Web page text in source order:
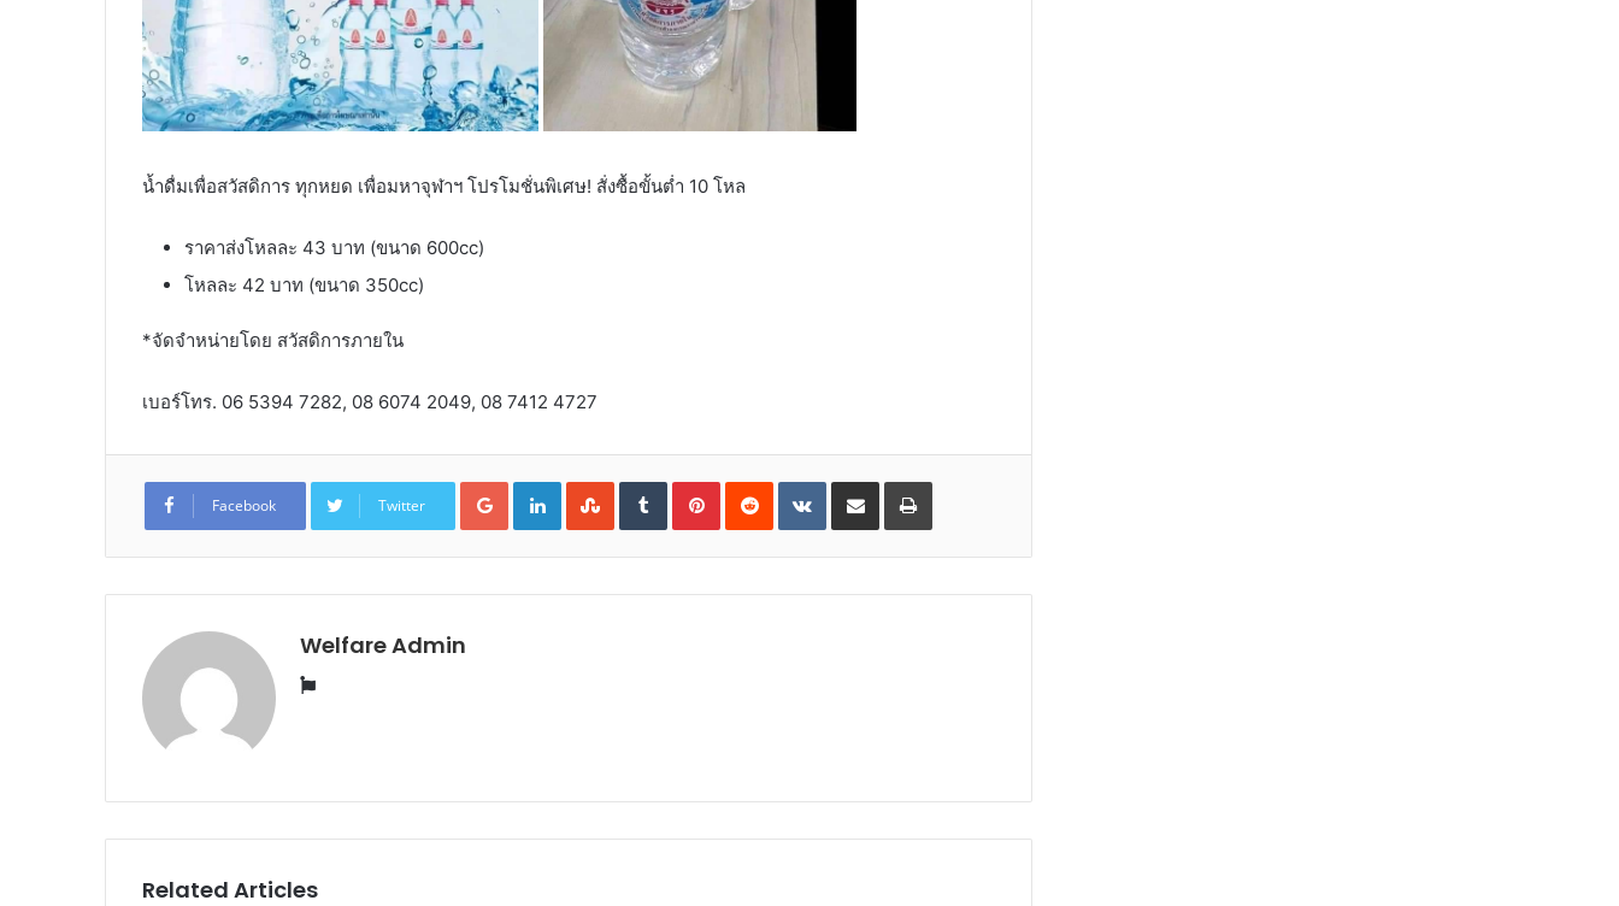
น้ำดื่มเพื่อสวัสดิการ ทุกหยด เพื่อมหาจุฬาฯ โปรโมชั่นพิเศษ! สั่งซื้อขั้นต่ำ 10 โหล
ราคาส่งโหลละ 43 บาท (ขนาด 600cc)
โหลละ 42 บาท (ขนาด 350cc)
*จัดจำหน่ายโดย สวัสดิการภายใน
เบอร์โทร. 06 5394 7282, 08 6074 2049, 08 7412 4727
Facebook Twitter
Google+LinkedInStumbleUpon
TumblrPinterestReddit VKontakteShare
Email
Print
Welfare Admin
Website
Related Articles